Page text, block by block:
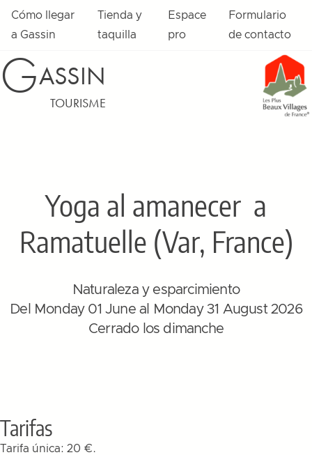
Cómo llegar
a Gassin
Tienda y
taquilla
Espace
pro
Formulario
de contacto
GASSIN
TOURISME
Yoga al amanecer a
Ramatuelle (Var, France)
Naturaleza y esparcimiento
Del Monday 01 June al Monday 31 August 2026
Cerrado los dimanche
Tarifas
Tarifa única: 20 €.